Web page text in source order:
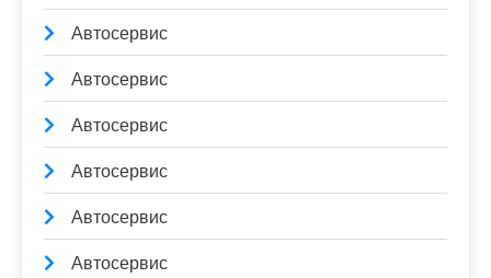
Автосервис
Автосервис
Автосервис
Автосервис
Автосервис
Автосервис